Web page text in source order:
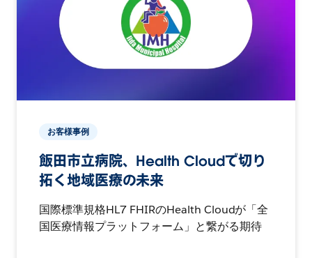
お客様事例
飯田市立病院、Health Cloudで切り
拓く地域医療の未来
国際標準規格HL7 FHIRのHealth Cloudが「全
国医療情報プラットフォーム」と繋がる期待